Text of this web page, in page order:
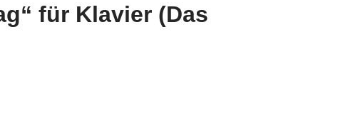
für Klavier (Das